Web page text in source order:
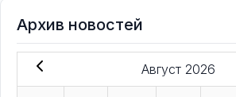
Архив новостей
Август 2026